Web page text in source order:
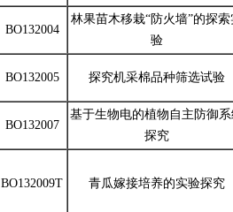
BO132004
林果苗木移栽“防火墙”的探索
验
BO132005 探究机采棉品种筛选试验
BO132007
基于生物电的植物自主防御系
探究
BO132009T 青瓜嫁接培养的实验探究